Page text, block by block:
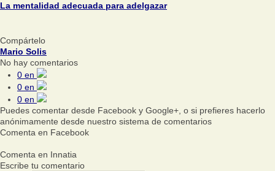
La mentalidad adecuada para adelgazar
Compártelo
Mario Solis
No hay comentarios
0 en
0 en
0 en
Puedes comentar desde Facebook y Google+, o si prefieres hacerlo
anónimamente desde nuestro sistema de comentarios
Comenta en Facebook
Comenta en Innatia
Escribe tu comentario